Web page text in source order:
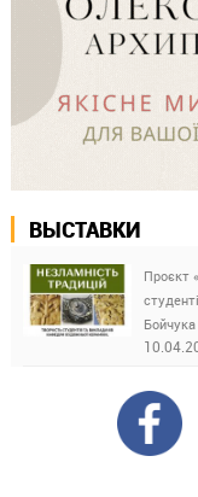
ВЫСТАВКИ
Проєкт
Бойчука